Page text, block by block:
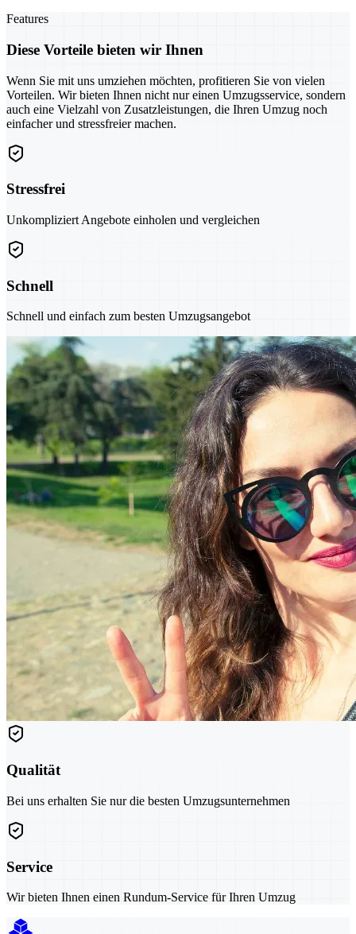
Features
Diese Vorteile bieten wir Ihnen
Wenn Sie mit uns umziehen möchten, profitieren Sie von vielen
Vorteilen. Wir bieten Ihnen nicht nur einen Umzugsservice, sondern
auch eine Vielzahl von Zusatzleistungen, die Ihren Umzug noch
einfacher und stressfreier machen.
Stressfrei
Unkompliziert Angebote einholen und vergleichen
Schnell
Schnell und einfach zum besten Umzugsangebot
Qualität
Bei uns erhalten Sie nur die besten Umzugsunternehmen
Service
Wir bieten Ihnen einen Rundum-Service für Ihren Umzug